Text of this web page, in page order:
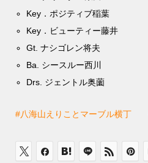
Key．ポジティブ稲葉
Key．ビューティー藤井
Gt. ナシゴレン将夫
Ba. シースルー西川
Drs. ジェントル奥薗
#八海山えりことマーブル横丁